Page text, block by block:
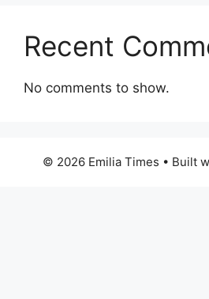
Recent
No comments to show.
© 2026 Emilia Times • Built